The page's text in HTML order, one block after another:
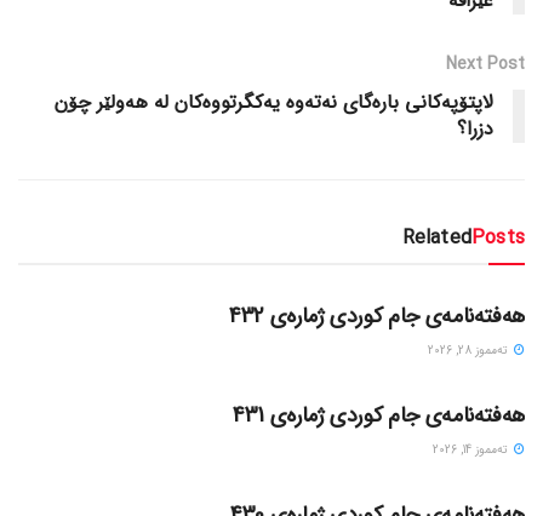
Next Post
لاپتۆپەکانی بارەگای نەتەوە یەکگرتووەکان لە هەولێر چۆن
دزرا؟
RelatedPosts
گۆڤاره‌کان
هەفتەنامەی جام کوردی ژمارەی 432
ته‌مموز 28, 2026
هەفتەنامەی جام کوردی ژمارەی 431
ته‌مموز 14, 2026